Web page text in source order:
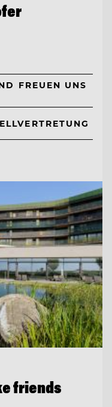
FREUEN UNS
friends